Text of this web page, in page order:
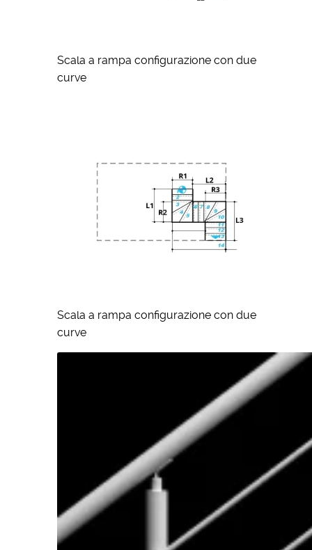
Scala a rampa configurazione con due
curve
Scala a rampa configurazione con due
curve